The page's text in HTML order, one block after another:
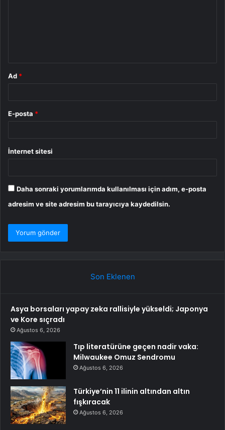
Ad *
E-posta *
İnternet sitesi
Daha sonraki yorumlarımda kullanılması için adım, e-posta
adresim ve site adresim bu tarayıcıya kaydedilsin.
Son Eklenen
Asya borsaları yapay zeka rallisiyle yükseldi; Japonya
ve Kore sıçradı
Ağustos 6, 2026
Tıp literatürüne geçen nadir vaka:
Milwaukee Omuz Sendromu
Ağustos 6, 2026
Türkiye’nin 11 ilinin altından altın
fışkıracak
Ağustos 6, 2026